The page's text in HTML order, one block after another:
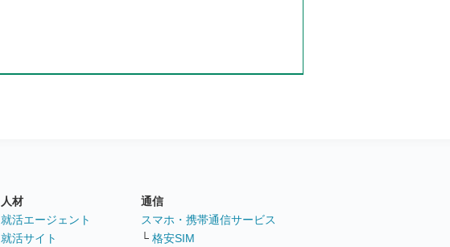
人材
就活エージェント
就活サイト
通信
スマホ・携帯通信サービス
└ 格安SIM